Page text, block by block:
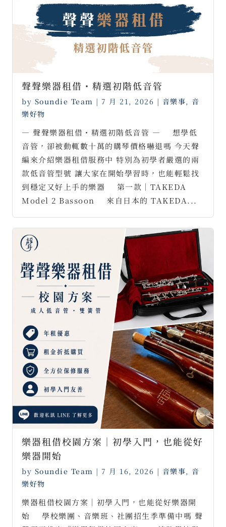
聲聲樂器租借・精選初階低音管
by Soundie Team | 7 月 21, 2026 | 音樂事, 音
樂好物
— 聲聲樂器租借・精選初階低音管 — ⠀ 想學低
音管，卻被動輒數十萬的購琴價格嚇退嗎 今天聲
編來介紹樂器租借服務中 特別為初學者嚴選的兩
款低音管型號 讓大家在開始學習時，也能輕鬆找
到穩定又好上手的樂器 ⠀ 第一款｜TAKEDA
Model 2 Bassoon ⠀ 來自日本的 TAKEDA...
樂器租借校園方案｜初學入門，也能從好
樂器開始
by Soundie Team | 7 月 16, 2026 | 音樂事, 音
樂好物
樂器租借校園方案｜初學入門，也能從好樂器開
始 ⠀ 學校樂團、音樂班、社團招生季準備中嗎 聲